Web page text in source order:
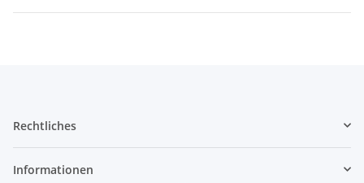
Rechtliches
Informationen